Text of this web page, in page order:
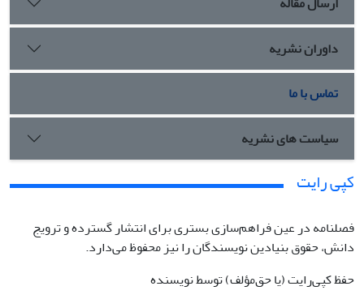
داوران نشریه
تماس با ما
سیاست های نشریه
کپی رایت
فصلنامه در عین فراهم‌سازی بستری برای انتشار گسترده و ترویج
دانش، حقوق بنیادین نویسندگان را نیز محفوظ می‌دارد.
حفظ کپی‌رایت (یا حق‌مؤلف) توسط نویسنده